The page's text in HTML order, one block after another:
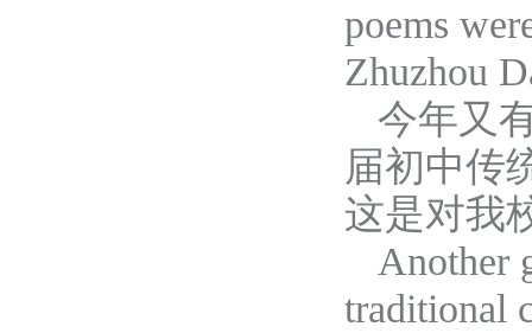
poems
Zhuzhou
今年又
届初中传
这是对我
Another
traditional